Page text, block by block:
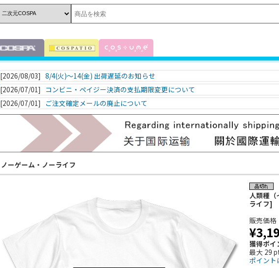
[2026/08/03] 8/4(火)～14(金) 出荷遅延のお知らせ
[2026/07/01]
コンビニ・ペイジー決済の支払期限変更について
[2026/07/01]
ご注文確定メールの廃止について
ノーゲーム・ノーライフ
人類種（
ライフ]
販売価格
獲得ポイ
最大 29
ポイント